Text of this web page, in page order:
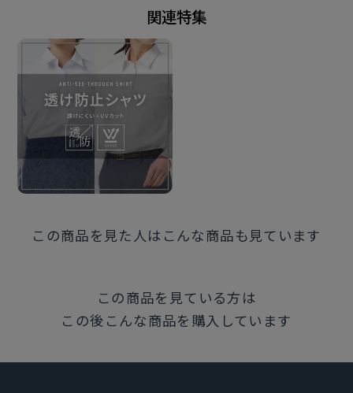
この商品に対するお問い合わせ
関連特集
この商品を見た人はこんな商品も見ています
この商品を見ている方は
この後こんな商品を購入しています